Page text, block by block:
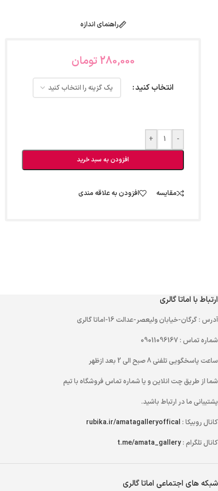
راهنمای اندازه
280,000تومان
انتخاب کنید
-
+
افزودن به سبد خرید
مقایسه افزودن به علاقه مندی
ارتباط با اماتا گالری
آدرس: گرگان-خیابان ولیعصر-عدالت 16-اماتا گالری
شماره تماس: 09011096167
ساعت پاسخگویی تلفنی
شما از طریقچت انلاینو یاشماره تماسفروشگاه با تیم
پشتیبانی ما در ارتباط باشید.
کانال روبیکا : rubika.ir/amatagalleryoffical
کانال تلگرام :t.me/amata_gallery
شبکه های اجتماعی اماتا گالری